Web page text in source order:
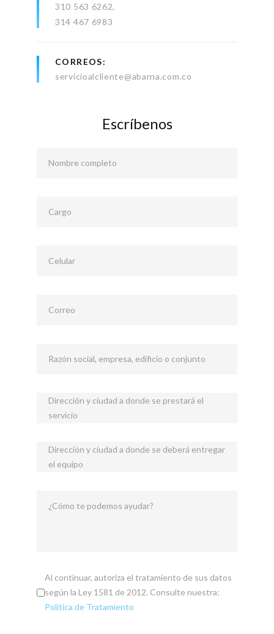
310 563 6262
314 467 6983
CORREOS
servicioalcliente@abarna.com.co
Escríbenos
Nombre completo
Cargo
Celular
Correo
Razón social, empresa, edificio o conjunto
Dirección y ciudad a donde se prestará el
servicio
Dirección y ciudad a donde se deberá entregar
el equipo
¿Cómo te podemos ayudar?
Al continuar, autoriza el tratamiento de sus datos
según la Ley 1581 de 2012. Consulte nuestra:
Política de Tratamiento